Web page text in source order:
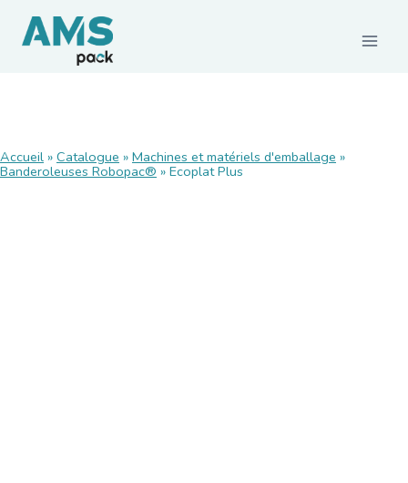
Accueil » Catalogue » Machines et matériels d'emballage »
Banderoleuses Robopac® » Ecoplat Plus
Films et palettisation